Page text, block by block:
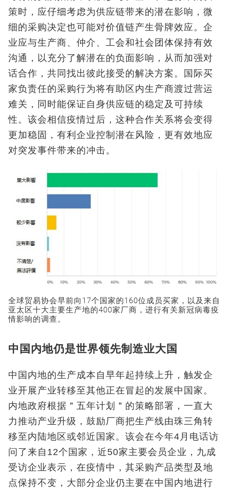
策时，应仔细考虑为供应链带来的潜在影响，微
细的采购决定也可能对价值链产生骨牌效应。企
业应与生产商、仲介、工会和社会团体保持有效
沟通，以充分了解潜在的负面影响，从而加强对
话合作，共同找出彼此接受的解决方案。国际买
家负责任的采购行为将有助区内生产商渡过营运
难关，同时能保证自身供应链的稳定及可持续
性。该会相信疫情过后，这种合作关系将会变得
更加稳固，有利企业控制潜在风险，更有效地应
对突发事件带来的冲击。
全球贸易协会早前向17个国家的160位成员买家，以及来自
亚太区十大主要生产地的400家厂商，进行有关新冠病毒疫
情影响的调查。
中国内地仍是世界领先制造业大国
中国内地的生产成本自早年起持续上升，触发企
业开展产业转移至其他正在冒起的发展中国家。
内地政府根据＂五年计划＂的策略部署，一直大
力推动产业升级，鼓励厂商把生产线由珠三角转
移至内陆地区或邻近国家。该会在今年4月电话访
问了来自12个国家，近50家主要会员企业，九成
受访企业表示，在疫情中，其采购产品类型及地
点保持不变，大部分企业仍主要在中国内地进行